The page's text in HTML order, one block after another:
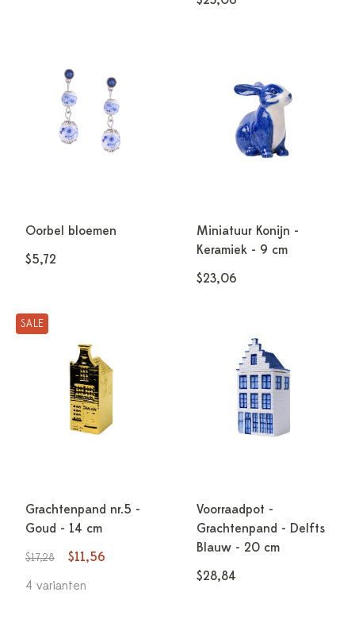
Oorbel bloemen
$5,72
Miniatuur Konijn -
Keramiek - 9 cm
$23,06
SALE
Grachtenpand nr.5 -
Goud - 14 cm
$17,28
$11,56
4 varianten
Voorraadpot -
Grachtenpand - Delfts
Blauw - 20 cm
$28,84